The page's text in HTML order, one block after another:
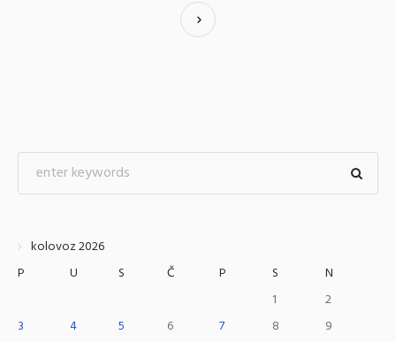
kolovoz 2026
P
U S Č P S
N
1
2
3
4 5 6 7 8
9